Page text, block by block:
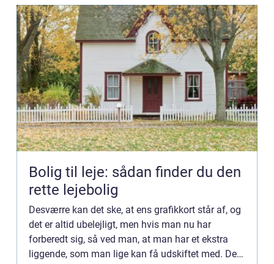
Bolig til leje: sådan finder du den
rette lejebolig
Desværre kan det ske, at ens grafikkort står af, og
det er altid ubelejligt, men hvis man nu har
forberedt sig, så ved man, at man har et ekstra
liggende, som man lige kan få udskiftet med. Det